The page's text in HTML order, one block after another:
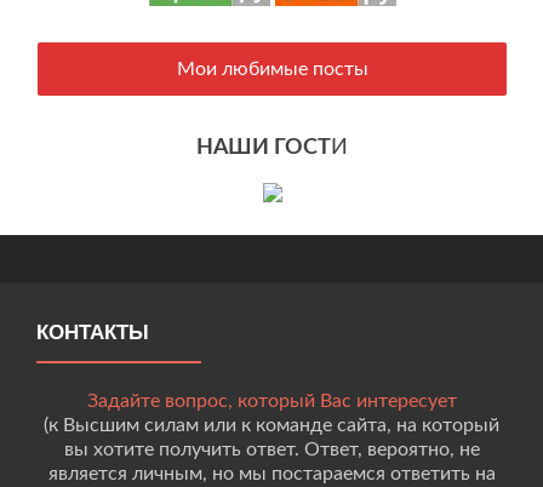
Мои любимые посты
НАШИ ГОСТИ
КОНТАКТЫ
Задайте вопрос, который Вас интересует
(к Высшим силам или к команде сайта, на который
вы хотите получить ответ. Ответ, вероятно, не
является личным, но мы постараемся ответить на